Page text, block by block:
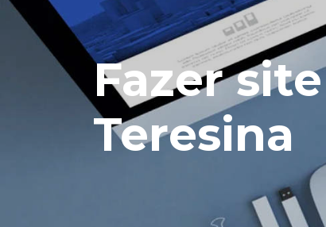
Fazer
Teresina